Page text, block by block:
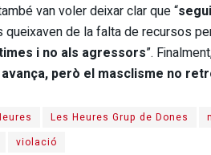
van voler deixar clar que “
queixaven de la falta de recursos
i no als agressors”.
però el masclisme no
Les Heures Grup de Dones
violació